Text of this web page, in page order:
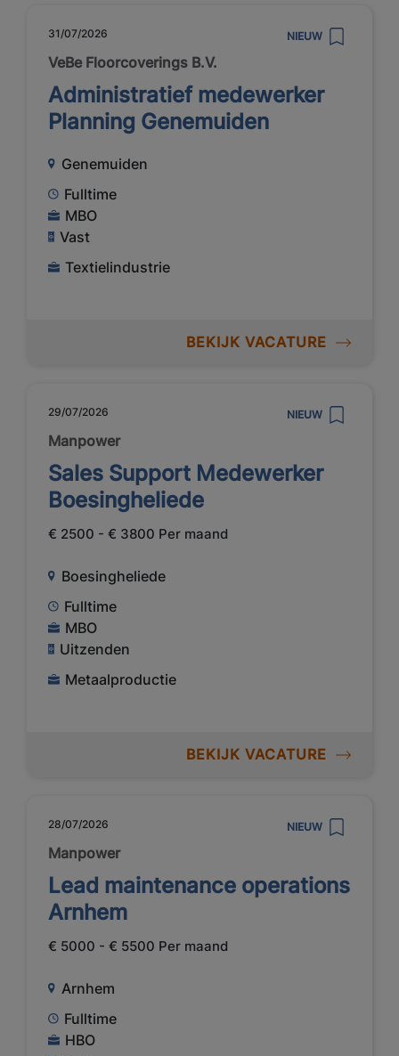
31/07/2026 NIEUW
VeBe Floorcoverings B.V.
Administratief medewerker
Planning Genemuiden
Genemuiden
Fulltime
MBO
Vast
Textielindustrie
BEKIJK VACATURE
29/07/2026 NIEUW
Manpower
Sales Support Medewerker
Boesingheliede
€ 2500 - € 3800 Per maand
Boesingheliede
Fulltime
MBO
Uitzenden
Metaalproductie
BEKIJK VACATURE
28/07/2026 NIEUW
Manpower
Lead maintenance operations
Arnhem
€ 5000 - € 5500 Per maand
Arnhem
Fulltime
HBO